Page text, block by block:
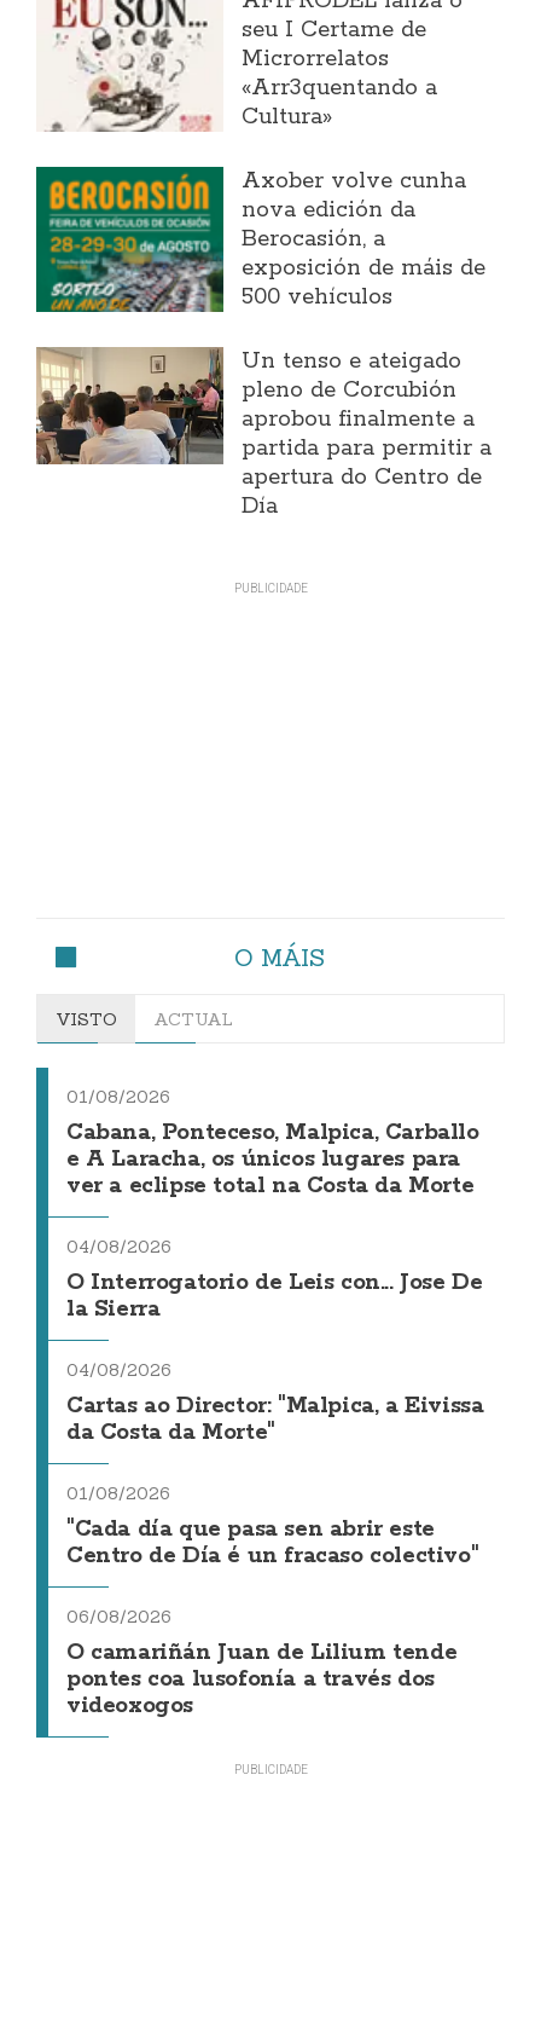
seu I Certame de
Microrrelatos
«Arr3quentando a
Cultura»
Axober volve cunha
nova edición da
Berocasión, a
exposición de máis de
500 vehículos
Un tenso e ateigado
pleno de Corcubión
aprobou finalmente a
partida para permitir a
apertura do Centro de
Día
O MÁIS
VISTO ACTUAL
01/08/2026
Cabana, Ponteceso, Malpica, Carballo
e A Laracha, os únicos lugares para
ver a eclipse total na Costa da Morte
04/08/2026
O Interrogatorio de Leis con... Jose De
la Sierra
04/08/2026
Cartas ao Director: "Malpica, a Eivissa
da Costa da Morte"
01/08/2026
"Cada día que pasa sen abrir este
Centro de Día é un fracaso colectivo"
06/08/2026
O camariñán Juan de Lilium tende
pontes coa lusofonía a través dos
videoxogos